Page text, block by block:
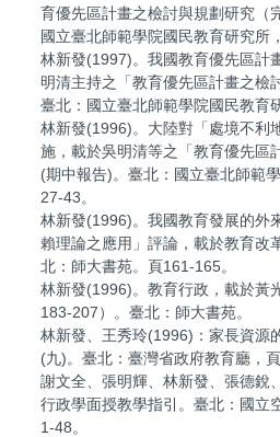
育優先區計畫之檢討與規劃研究（
國立臺北師範學院國民教育研究所
林新發(1997)。我國教育優先區計
明清主持之「教育優先區計畫之檢
臺北：國立臺北師範學院國民教育
林新發(1996)。大陸對「處境不利
施，載於吳明清等之「教育優先區
(期中報告)。臺北：國立臺北師範
27-43。
林新發(1996)。我國教育發展的外
賴理論之應用」評論，載於教育改
北：師大書苑。頁161-165。
林新發(1996)。教育行政，載於黃
183-207）。臺北：師大書苑。
林新發、王秀玲(1996)：家長資源
(九)。臺北：臺灣省政府教育廳，頁
謝文全、張明輝、林新發、張德銳
行政學面授教學指引。臺北：國立
1-48。